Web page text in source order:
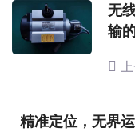
无
输
精准定位，无界